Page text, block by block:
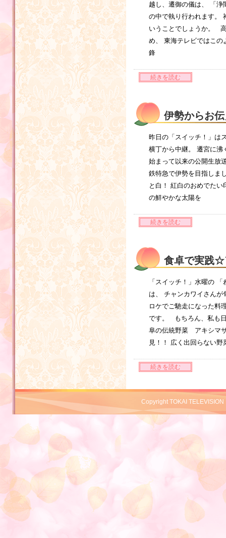
越し、遷御の儀は、 「
の中で執り行われます。
いうことでしょうか。
め、 東海テレビではこ
鋒
続きを読む
伊勢からお
昨日の「スイッチ！」は
横丁から中継。 遷宮に
始まって以来の公開生放
鉄特急で伊勢を目指し
と白！ 紅白のおめでた
の鮮やかな太陽を
続きを読む
食卓で実践☆
「スイッチ！」水曜の
は、 チャンカワイさん
ロケでご馳走になった料
です。 もちろん、私も
阜の伝統野菜 アキシマ
見！！ 広く出回らない野
続きを読む
Copyright TOKAI